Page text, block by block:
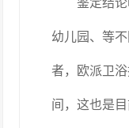
鉴定结论明
幼儿园、等
者，欧派卫
间，这也是